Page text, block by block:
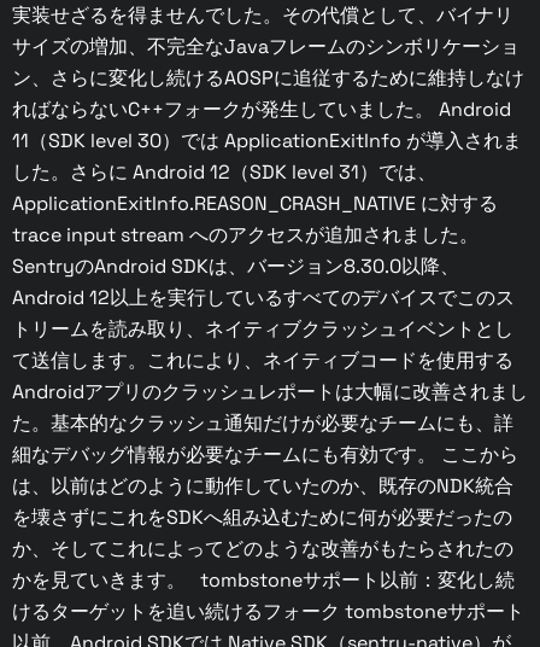
実装せざるを得ませんでした。その代償として、バイナリ
サイズの増加、不完全なJavaフレームのシンボリケーショ
ン、さらに変化し続けるAOSPに追従するために維持しなけ
ればならないC++フォークが発生していました。 Android
11（SDK level 30）では ApplicationExitInfo が導入されま
した。さらに Android 12（SDK level 31）では、
ApplicationExitInfo.REASON_CRASH_NATIVE に対する
trace input stream へのアクセスが追加されました。
SentryのAndroid SDKは、バージョン8.30.0以降、
Android 12以上を実行しているすべてのデバイスでこのス
トリームを読み取り、ネイティブクラッシュイベントとし
て送信します。これにより、ネイティブコードを使用する
Androidアプリのクラッシュレポートは大幅に改善されまし
た。基本的なクラッシュ通知だけが必要なチームにも、詳
細なデバッグ情報が必要なチームにも有効です。 ここから
は、以前はどのように動作していたのか、既存のNDK統合
を壊さずにこれをSDKへ組み込むために何が必要だったの
か、そしてこれによってどのような改善がもたらされたの
かを見ていきます。 tombstoneサポート以前：変化し続
けるターゲットを追い続けるフォーク tombstoneサポート